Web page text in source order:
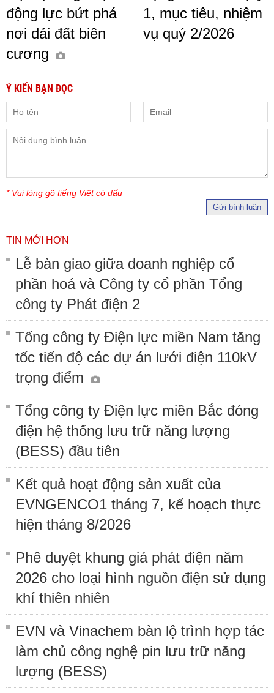
động lực bứt phá
nơi dải đất biên
cương
1, mục tiêu, nhiệm
vụ quý 2/2026
Ý KIẾN BẠN ĐỌC
* Vui lòng gõ tiếng Việt có dấu
Gửi bình luận
TIN MỚI HƠN
Lễ bàn giao giữa doanh nghiệp cổ
phần hoá và Công ty cổ phần Tổng
công ty Phát điện 2
Tổng công ty Điện lực miền Nam tăng
tốc tiến độ các dự án lưới điện 110kV
trọng điểm
Tổng công ty Điện lực miền Bắc đóng
điện hệ thống lưu trữ năng lượng
(BESS) đầu tiên
Kết quả hoạt động sản xuất của
EVNGENCO1 tháng 7, kế hoạch thực
hiện tháng 8/2026
Phê duyệt khung giá phát điện năm
2026 cho loại hình nguồn điện sử dụng
khí thiên nhiên
EVN và Vinachem bàn lộ trình hợp tác
làm chủ công nghệ pin lưu trữ năng
lượng (BESS)